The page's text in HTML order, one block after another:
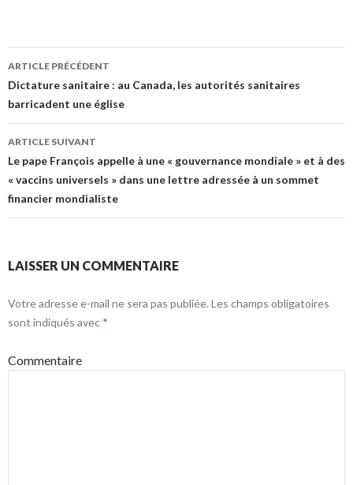
Navigation
des
articles
ARTICLE PRÉCÉDENT
Dictature sanitaire : au Canada, les autorités sanitaires
barricadent une église
ARTICLE SUIVANT
Le pape François appelle à une « gouvernance mondiale » et à des
« vaccins universels » dans une lettre adressée à un sommet
financier mondialiste
LAISSER UN COMMENTAIRE
Votre adresse e-mail ne sera pas publiée. Les champs obligatoires
sont indiqués avec *
Commentaire